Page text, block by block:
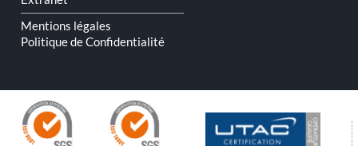
Mentions légales
Politique de Confidentialité